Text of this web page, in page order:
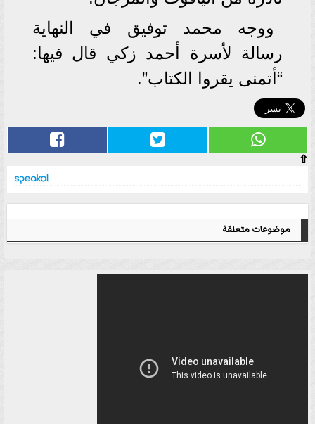
ووجه محمد توفيق في النهاية
رسالة لأسرة أحمد زكي قال فيها:
“أتمنى يقروا الكتاب”.
⇧
موضوعات متعلقة